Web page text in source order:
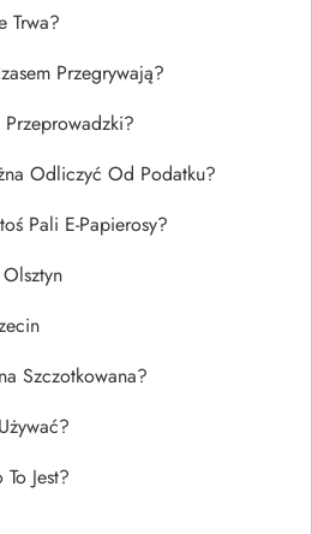
Trwa?
Przegrywają?
Odliczyć Od Podatku?
Pali E-Papierosy?
Szczotkowana?
Jest?